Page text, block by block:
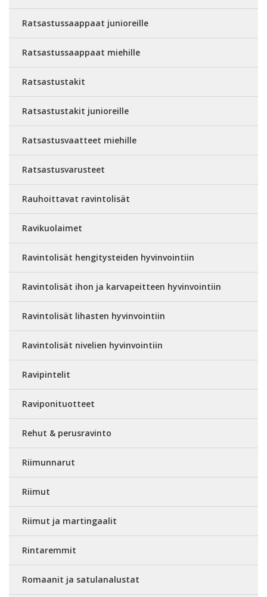
Ratsastussaappaat junioreille
Ratsastussaappaat miehille
Ratsastustakit
Ratsastustakit junioreille
Ratsastusvaatteet miehille
Ratsastusvarusteet
Rauhoittavat ravintolisät
Ravikuolaimet
Ravintolisät hengitysteiden hyvinvointiin
Ravintolisät ihon ja karvapeitteen hyvinvointiin
Ravintolisät lihasten hyvinvointiin
Ravintolisät nivelien hyvinvointiin
Ravipintelit
Raviponituotteet
Rehut & perusravinto
Riimunnarut
Riimut
Riimut ja martingaalit
Rintaremmit
Romaanit ja satulanalustat